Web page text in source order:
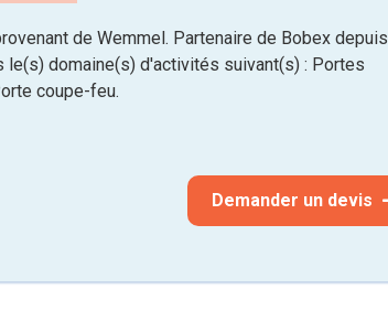
de Wemmel. Partenaire de Bobex depuis
domaine(s) d'activités suivant(s) : Portes
coupe-feu.
Demander un devis